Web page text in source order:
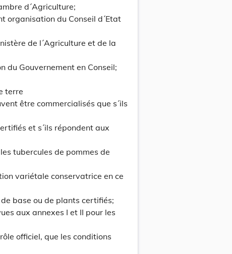
d´Agriculture;
organisation du Conseil d´Etat
de l´Agriculture et de la
du Gouvernement en Conseil;
terre
être commercialisés que s´ils
et s´ils répondent aux
tubercules de pommes de
variétale conservatrice en ce
base ou de plants certifiés;
aux annexes I et II pour les
officiel, que les conditions